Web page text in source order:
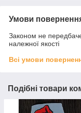
Умови
Законом не
належної якості
Всі умови
Подібні товари